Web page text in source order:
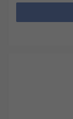
Crimp terminals
such as rings,
depending on
point and the
terminals are